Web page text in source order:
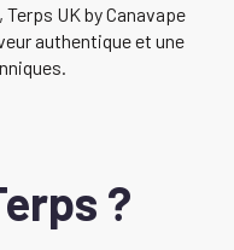
UK by Canavape
authentique et une
?